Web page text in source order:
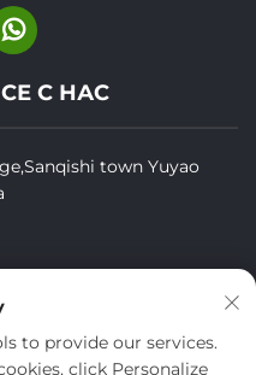
С НАС
town Yuyao
to provide our services.
click Personalize